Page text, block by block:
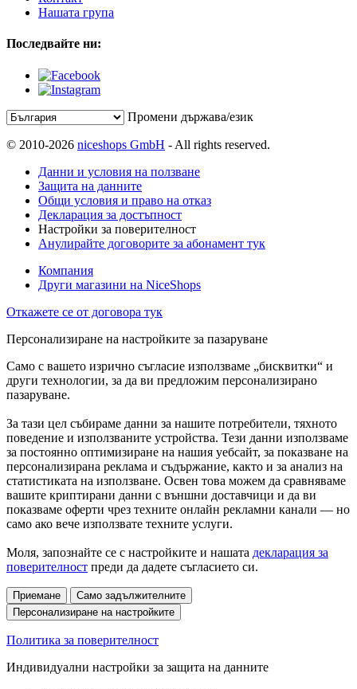
Нашата група
Последвайте ни:
Промени държава/език
© 2010-2026 niceshops GmbH - All rights reserved.
Данни и условия на ползване
Защита на данните
Общи условия и право на отказ
Декларация за достъпност
Настройки за поверителност
Анулирайте договорите за абонамент тук
Компания
Други магазини на NiceShops
Откажете се от договора тук
Персонализиране на настройките за пазаруване
Само с вашето изрично съгласие използваме „бисквитки“ и
други технологии, за да ви предложим персонализирано
пазаруване.
За тази цел събираме данни за нашите потребители, тяхното
поведение и използваните устройства. Тези данни използваме
за постоянно оптимизиране на нашия уебсайт, за показване на
персонализирана реклама и съдържание, както и за анализ на
статистиката на използване. Освен това можем да сравняваме
вашите криптирани данни с външни доставчици и да ви
показваме оферти чрез техните онлайн рекламни канали — но
само ако вече използвате техните услуги.
Моля, запознайте се с настройките и нашата декларация за
поверителност преди да дадете съгласието си.
Приемане
Само задължителните
Персонализиране на настройките
Политика за поверителност
Индивидуални настройки за защита на данните